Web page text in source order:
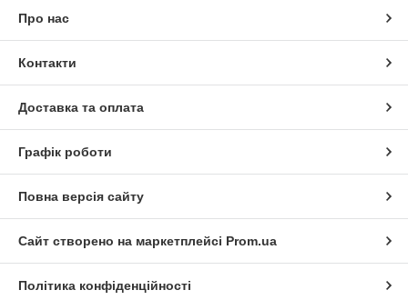
Про нас
Контакти
Доставка та оплата
Графік роботи
Повна версія сайту
Сайт створено на маркетплейсі Prom.ua
Політика конфіденційності